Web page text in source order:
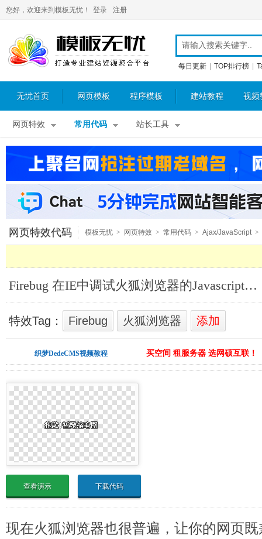
您好，欢迎来到模板无忧！ 登录 注册
每日更新 TOP排行榜
无忧首页 网页模板 程序模板 建站教程 视频
网页特效 常用代码 站长工具
网页特效代码 模板无忧 > 网页特效 > 常用代码 > Ajax/JavaScript >
Firebug 在IE中调试火狐浏览器的Javascript插件_Ajax/JavaScript
特效Tag： Firebug 火狐浏览器 添加
织梦DedeCMS视频教程 买空间 租服务器 选网硕互联！
查看演示 下载代码
现在火狐浏览器也很普遍，让你的网页